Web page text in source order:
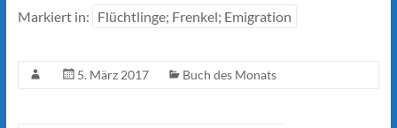
Markiert in: Flüchtlinge; Frenkel; Emigration
5. März 2017 Buch des Monats